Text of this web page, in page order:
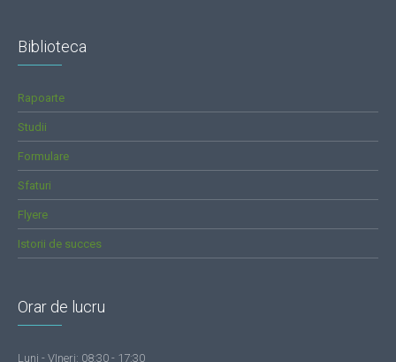
Biblioteca
Rapoarte
Studii
Formulare
Sfaturi
Flyere
Istorii de succes
Orar de lucru
Luni - VIneri: 08:30 - 17:30